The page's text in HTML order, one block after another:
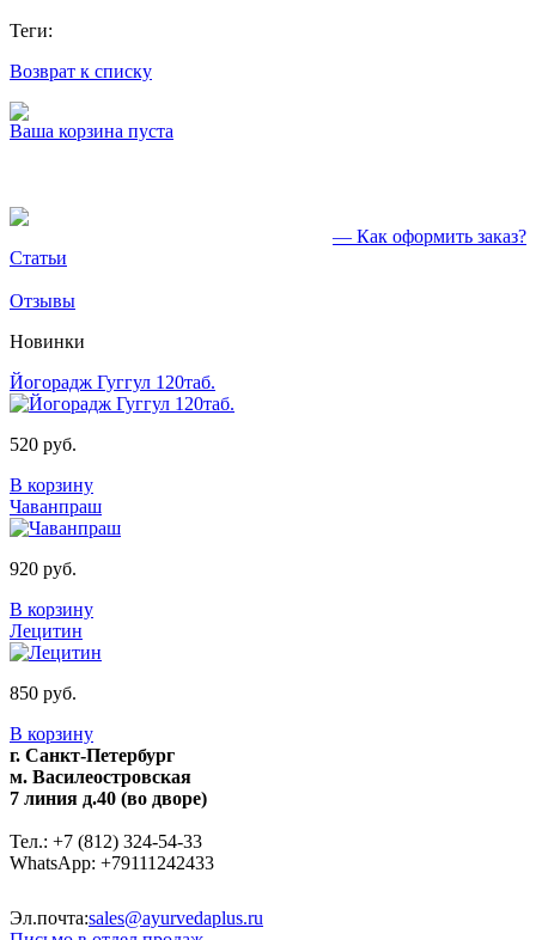
Теги:
Возврат к списку
Ваша корзина пуста
— Как оформить заказ?
Статьи
Отзывы
Новинки
Йогорадж Гуггул 120таб.
520 руб.
В корзину
Чаванпраш
920 руб.
В корзину
Лецитин
850 руб.
В корзину
г. Санкт-Петербург
м. Василеостровская
7 линия д.40 (во дворе)
Тел.: +7 (812) 324-54-33
WhatsApp: +79111242433
Эл.почта:sales@ayurvedaplus.ru